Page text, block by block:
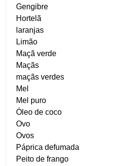
Gengibre
Hortelã
laranjas
Limão
Maçã verde
Maçãs
maçãs verdes
Mel
Mel puro
Óleo de coco
Ovo
Ovos
Páprica defumada
Peito de frango